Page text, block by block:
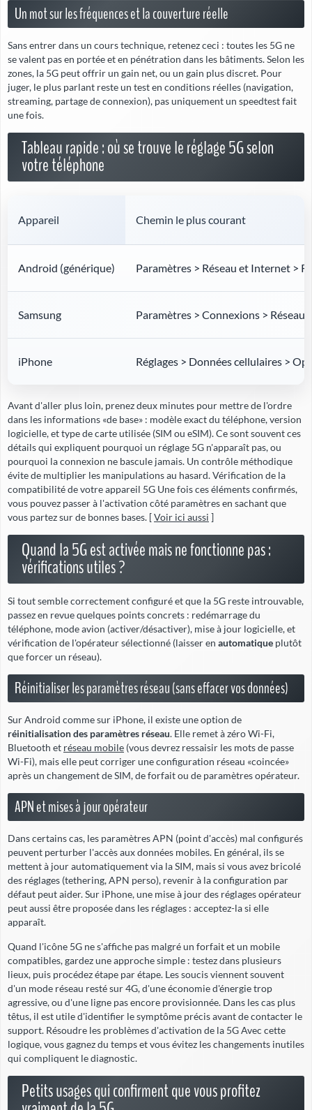
Un mot sur les fréquences et la couverture réelle
Sans entrer dans un cours technique, retenez ceci : toutes les 5G ne
se valent pas en portée et en pénétration dans les bâtiments. Selon les
zones, la 5G peut offrir un gain net, ou un gain plus discret. Pour
juger, le plus parlant reste un test en conditions réelles (navigation,
streaming, partage de connexion), pas uniquement un speedtest fait
une fois.
Tableau rapide : où se trouve le réglage 5G selon
votre téléphone
Appareil Chemin le plus courant
Android (générique) Paramètres > Réseau et Internet >
Samsung Paramètres > Connexions >
iPhone Réglages > Données cellulaires >
Avant d'aller plus loin, prenez deux minutes pour mettre de l'ordre
dans les informations «de base» : modèle exact du téléphone, version
logicielle, et type de carte utilisée (SIM ou eSIM). Ce sont souvent ces
détails qui expliquent pourquoi un réglage 5G n'apparaît pas, ou
pourquoi la connexion ne bascule jamais. Un contrôle méthodique
évite de multiplier les manipulations au hasard. Vérification de la
compatibilité de votre appareil 5G Une fois ces éléments confirmés,
vous pouvez passer à l'activation côté paramètres en sachant que
vous partez sur de bonnes bases. [Voir ici aussi ]
Quand la 5G est activée mais ne fonctionne pas :
vérifications utiles ?
Si tout semble correctement configuré et que la 5G reste introuvable,
passez en revue quelques points concrets : redémarrage du
téléphone, mode avion (activer/désactiver), mise à jour logicielle, et
vérification de l'opérateur sélectionné (laisser en automatique plutôt
que forcer un réseau).
Réinitialiser les paramètres réseau (sans effacer vos données)
Sur Android comme sur iPhone, il existe une option de
réinitialisation des paramètres réseau. Elle remet à zéro Wi-Fi,
Bluetooth et réseau mobile (vous devrez ressaisir les mots de passe
Wi-Fi), mais elle peut corriger une configuration réseau «coincée»
après un changement de SIM, de forfait ou de paramètres opérateur.
APN et mises à jour opérateur
Dans certains cas, les paramètres APN (point d'accès) mal configurés
peuvent perturber l'accès aux données mobiles. En général, ils se
mettent à jour automatiquement via la SIM, mais si vous avez bricolé
des réglages (tethering, APN perso), revenir à la configuration par
défaut peut aider. Sur iPhone, une mise à jour des réglages opérateur
peut aussi être proposée dans les réglages : acceptez-la si elle
apparaît.
Quand l'icône 5G ne s'affiche pas malgré un forfait et un mobile
compatibles, gardez une approche simple : testez dans plusieurs
lieux, puis procédez étape par étape. Les soucis viennent souvent
d'un mode réseau resté sur 4G, d'une économie d'énergie trop
agressive, ou d'une ligne pas encore provisionnée. Dans les cas plus
têtus, il est utile d'identifier le symptôme précis avant de contacter le
support. Résoudre les problèmes d'activation de la 5G Avec cette
logique, vous gagnez du temps et vous évitez les changements inutiles
qui compliquent le diagnostic.
Petits usages qui confirment que vous profitez